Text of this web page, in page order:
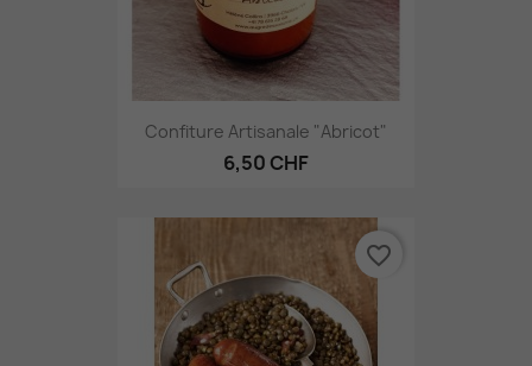
Confiture Artisanale "Abricot"
6,50 CHF
favorite_border